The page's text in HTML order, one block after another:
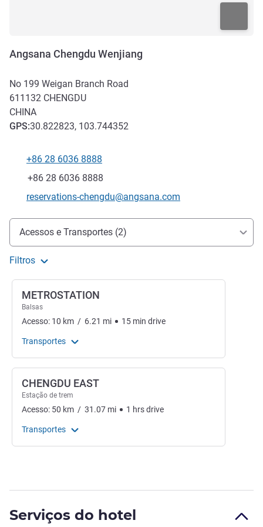
Angsana Chengdu Wenjiang
No 199 Weigan Branch Road
611132 CHENGDU
CHINA
GPS:30.822823, 103.744352
Telefone
+86 28 6036 8888
Fax
+86 28 6036 8888
E-mail de contacto
reservations-chengdu@angsana.com
Acesso e transporte
Acessos e Transportes (2)
Filtros
METROSTATION
Balsas
Acesso: 10 km / 6.21 mi 15 min drive
Transportes
CHENGDU EAST
Estação de trem
Acesso: 50 km / 31.07 mi 1 hrsdrive
Transportes
Serviços do hotel